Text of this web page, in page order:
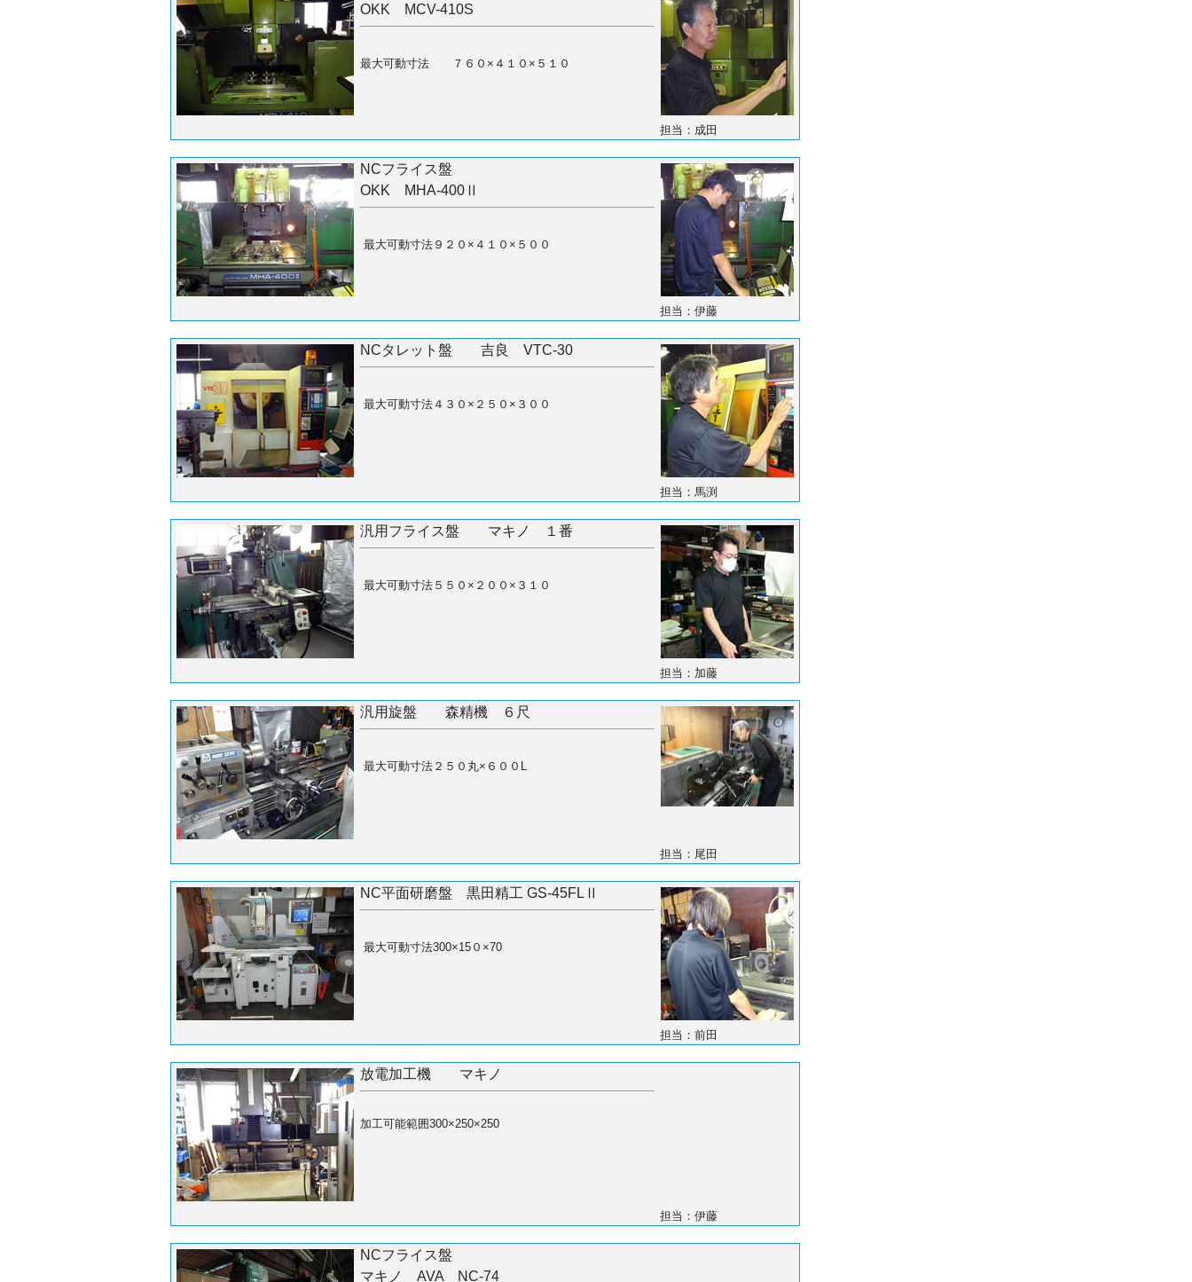
OKK MCV-410S
最大可動寸法 ７６０×４１０×５１０
担当：成田
NCフライス盤
OKK MHA-400Ⅱ
最大可動寸法９２０×４１０×５００
担当：伊藤
NCタレット盤 吉良 VTC-30
最大可動寸法４３０×２５０×３００
担当：馬渕
汎用フライス盤 マキノ １番
最大可動寸法５５０×２００×３１０
担当：加藤
汎用旋盤 森精機 ６尺
最大可動寸法２５０丸×６００L
担当：尾田
NC平面研磨盤 黒田精工 GS-45FLⅡ
最大可動寸法300×15０×70
担当：前田
放電加工機 マキノ
加工可能範囲300×250×250
担当：伊藤
NCフライス盤
マキノ AVA NC-74